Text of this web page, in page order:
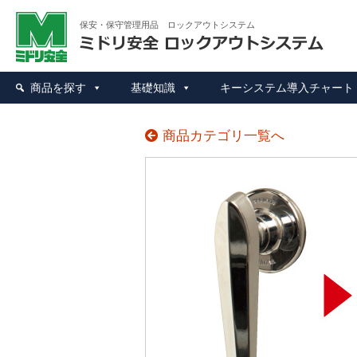
保安・保守管理用品 ロックアウトシステム
商品を探す 基礎知識 キーシステム導入チャート
商品カテゴリ一覧へ